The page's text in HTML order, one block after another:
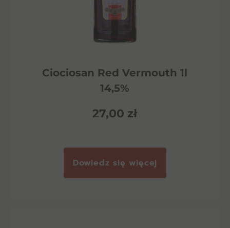
Ciociosan Red Vermouth 1l
14,5%
27,00 zł
Dowiedz się więcej